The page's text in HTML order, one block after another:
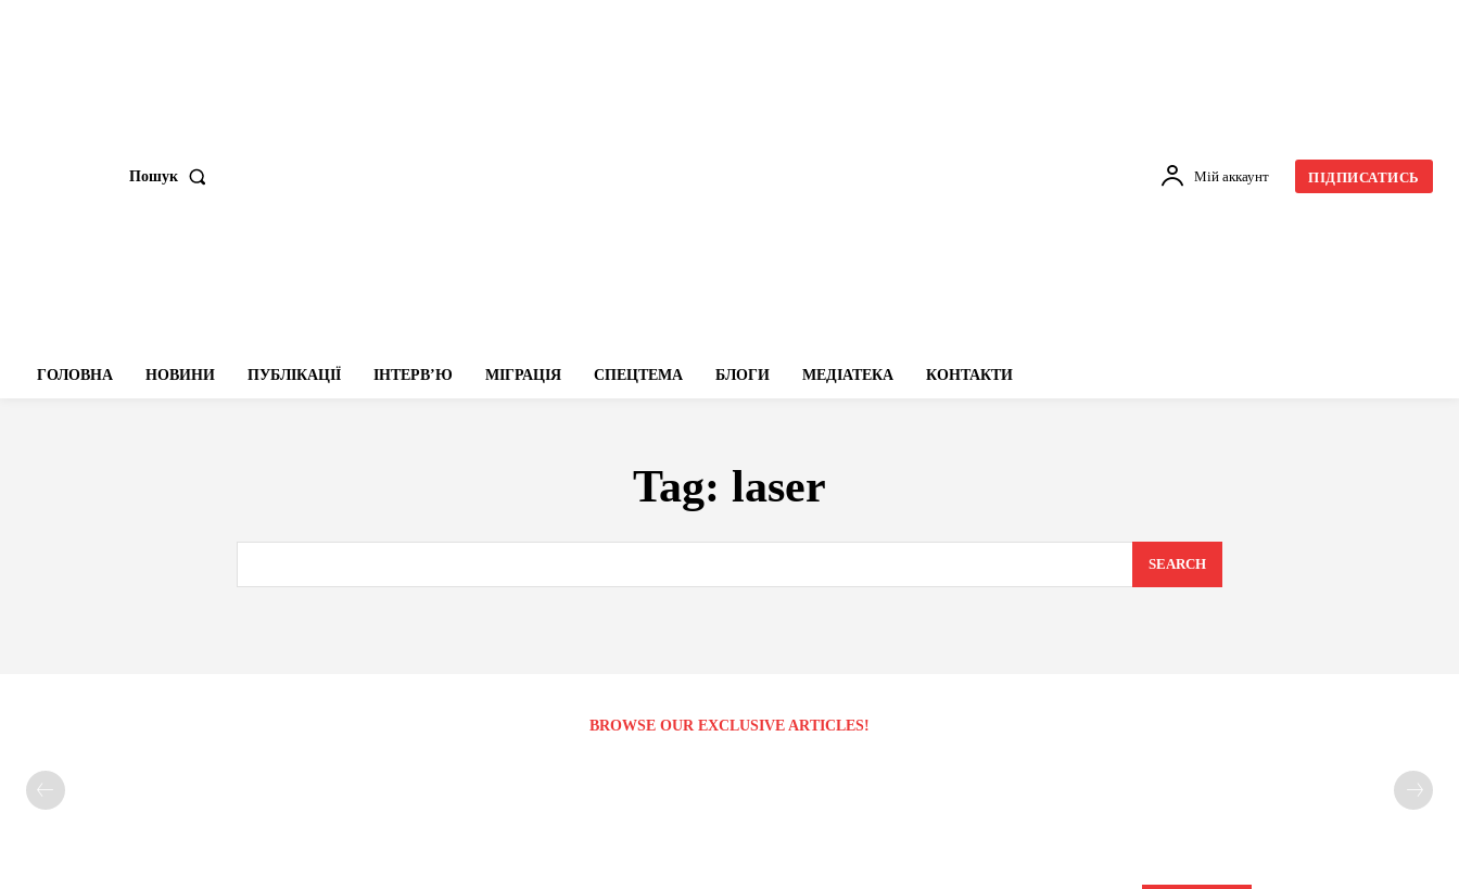
Пошук Мій аккаунт ПІДПИСАТИСЬ
ГОЛОВНА НОВИНИ ПУБЛІКАЦІЇ ІНТЕРВʼЮ МІГРАЦІЯ СПЕЦТЕМА БЛОГИ МЕДІАТЕКА КОНТАКТИ
Tag: laser
SEARCH
BROWSE OUR EXCLUSIVE ARTICLES!